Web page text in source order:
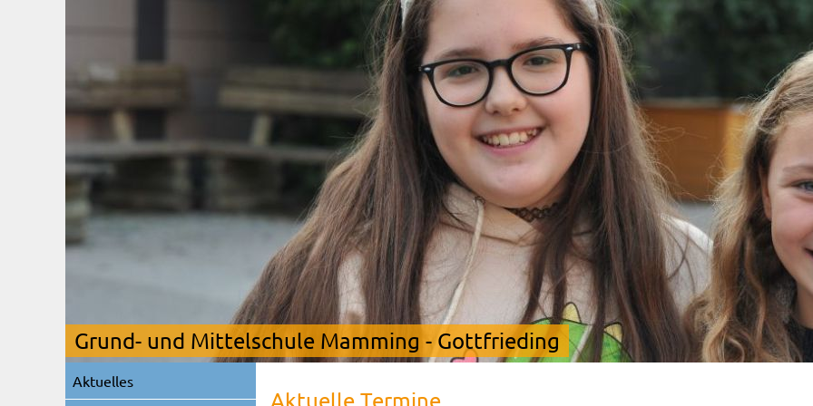
Grund- und Mittelschule Mamming - Gottfrieding
Aktuelle Termine
Navigation
überspringen
Aktuelles